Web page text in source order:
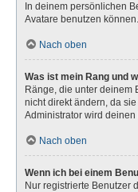
In deinem persönlichen
Avatare benutzen
Nach oben
Was ist mein Rang und
Ränge, die unter deinem
nicht direkt ändern, da
Administrator wird
Nach oben
Wenn ich bei einem
Nur registrierte Benutzer